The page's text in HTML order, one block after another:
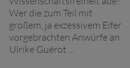
Wer die zum Teil mit
großem, ja exzessivem Eifer
vorgebrachten Anwürfe an
Ulrike Guérot ...